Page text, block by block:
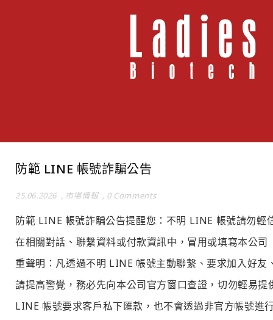
防範 LINE 帳號詐騙公告
25.06.2026 , 市場情報 , 0 Comments
防範 LINE 帳號詐騙公告提醒您：不明 LINE 帳號請勿
在相關對話、聯繫資料或付款資訊中，冒用或填寫本公
重聲明：凡透過不明 LINE 帳號主動聯繫、要求加入好
請提高警覺，務必先向本公司官方窗口查證，切勿輕易
LINE 帳號要求客戶私下匯款，也不會透過非官方帳號進